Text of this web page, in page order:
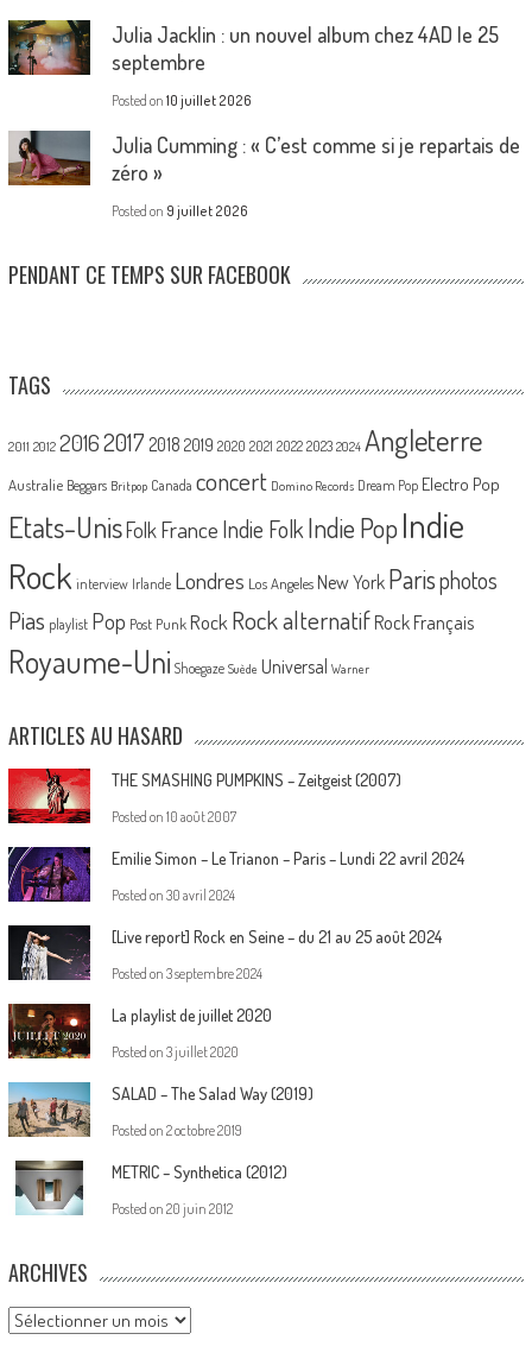
Julia Jacklin : un nouvel album chez 4AD le 25
septembre
Posted on 10 juillet 2026
Julia Cumming : « C’est comme si je repartais de
zéro »
Posted on 9 juillet 2026
PENDANT CE TEMPS SUR FACEBOOK
TAGS
2011 2012 20162017 2018 2019 2020 2021 2022 2023 2024 Angleterre
Australie Beggars Britpop Canada concert Domino Records Dream Pop Electro Pop
Etats-UnisFolk France Indie FolkIndie PopIndie
Rock interview Irlande Londres Los Angeles New York Parisphotos
Pias playlist Pop Post Punk Rock Rock alternatif Rock Français
Royaume-Uni Shoegaze Suède Universal Warner
ARTICLES AU HASARD
THE SMASHING PUMPKINS – Zeitgeist (2007)
Posted on 10 août 2007
Emilie Simon – Le Trianon – Paris – Lundi 22 avril 2024
Posted on 30 avril 2024
[Live report] Rock en Seine – du 21 au 25 août 2024
Posted on 3 septembre 2024
La playlist de juillet 2020
Posted on 3 juillet 2020
SALAD – The Salad Way (2019)
Posted on 2 octobre 2019
METRIC – Synthetica (2012)
Posted on 20 juin 2012
ARCHIVES
Archives